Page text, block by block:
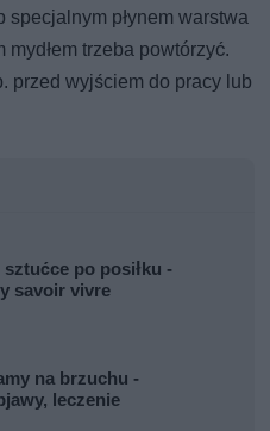
płynem warstwa
trzeba powtórzyć.
przed wyjściem do pracy lub
sztućce po posiłku -
savoir vivre
na brzuchu -
leczenie